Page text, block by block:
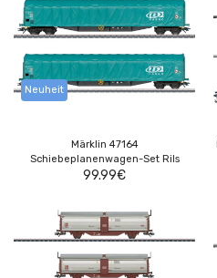
Neuheit
Märklin 47164
Schiebeplanenwagen-Set Rils
99.99€